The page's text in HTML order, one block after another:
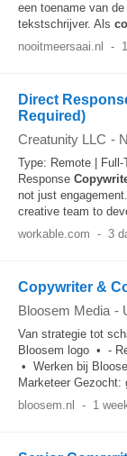
een toename van
tekstschrijver. Als
nooitmeersaai.nl
-
Direct
Required)
Creatunity LLC -
Type: Remote |
Response
not just
creative team to
workable.com - 3
Copywriter &
Bloosem Media -
Van strategie tot
Bloosem logo • -
• Werken bij
Marketeer Gezocht:
bloosem.nl
- 1